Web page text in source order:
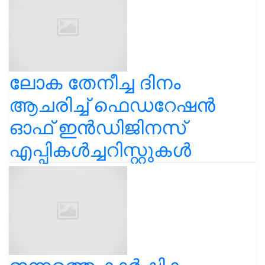
ലോക തേനീച്ച ദിനം
ആചരിച്ച് ഫെഡറേഷൻ
ഓഫ് ഇൻഡിജിനസ്
എപ്പികൾച്ചറിസ്റ്റുകൾ